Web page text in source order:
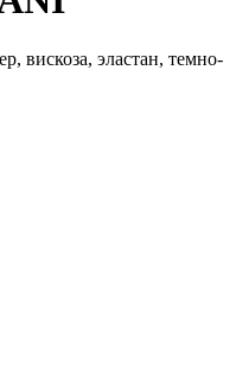
вискоза, эластан, темно-